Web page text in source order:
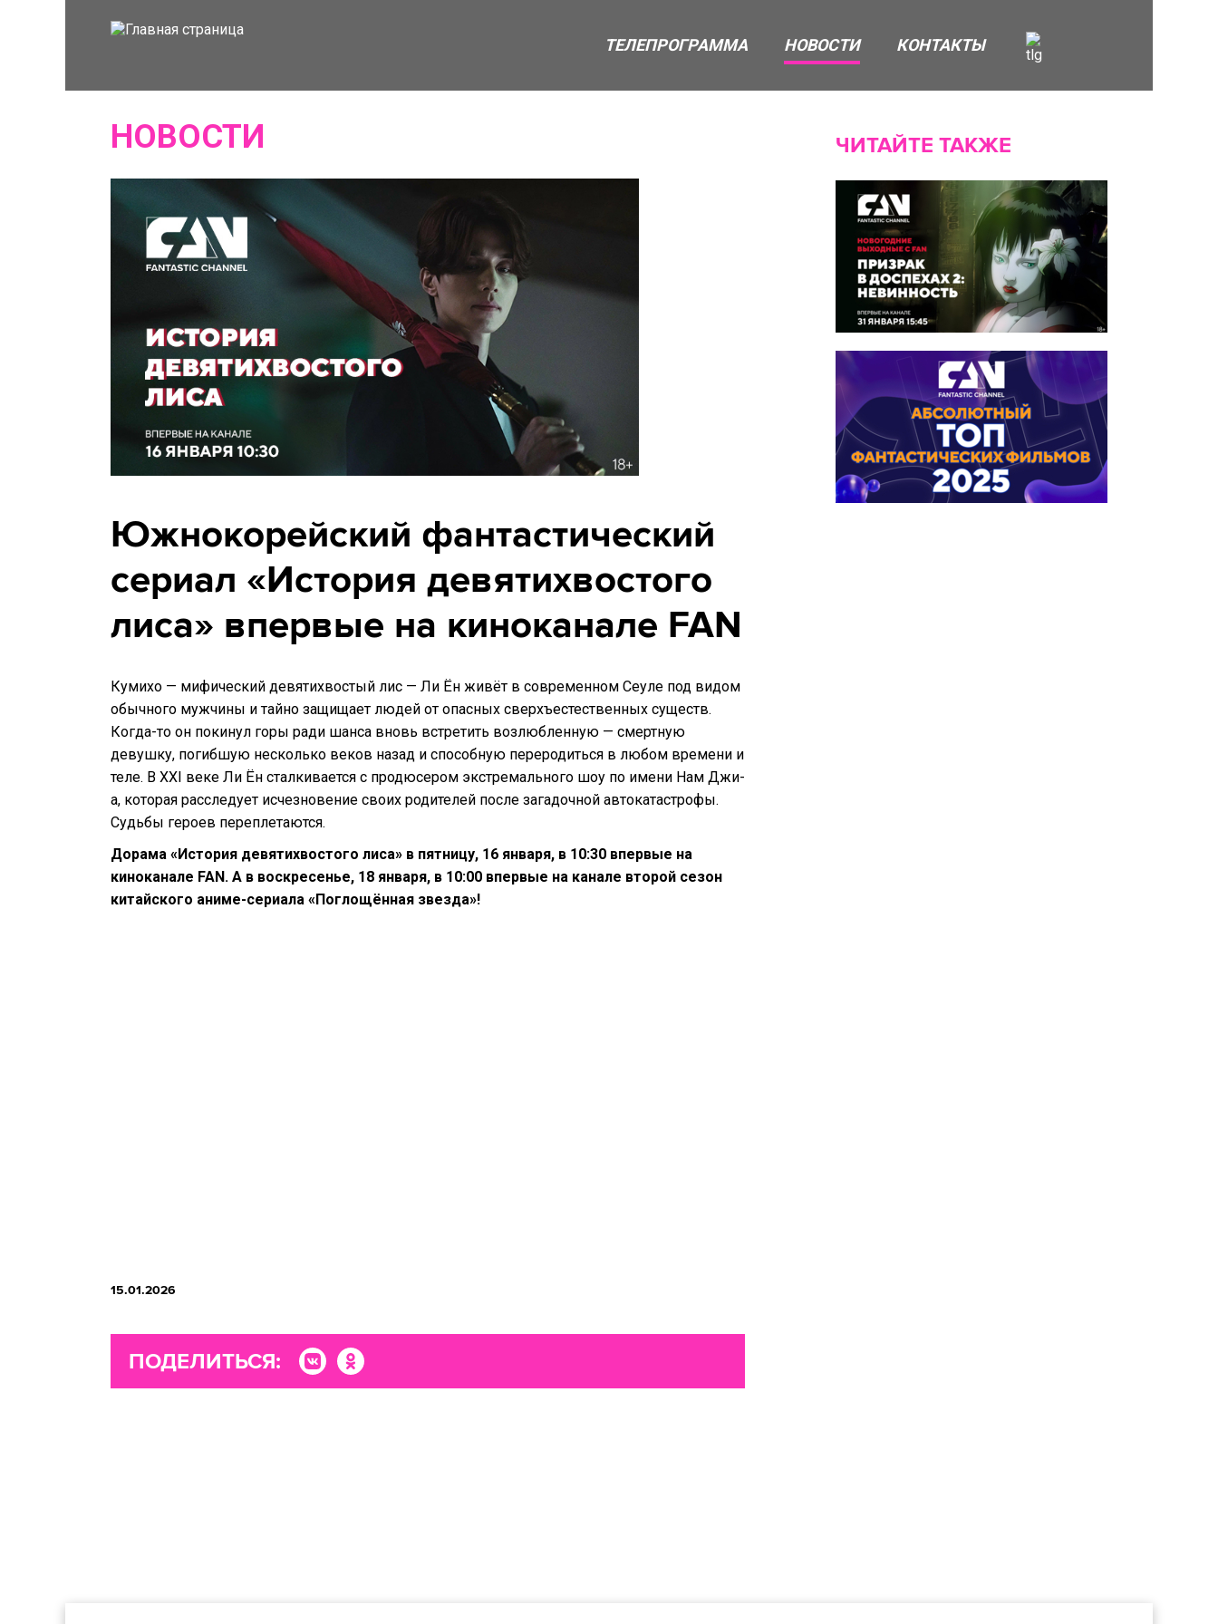
ТЕЛЕПРОГРАММА НОВОСТИ КОНТАКТЫ
НОВОСТИ
Южнокорейский фантастический
сериал «История девятихвостого
лиса» впервые на киноканале FAN
Кумихо — мифический девятихвостый лис — Ли Ён живёт в современном Сеуле под видом
обычного мужчины и тайно защищает людей от опасных сверхъестественных существ.
Когда-то он покинул горы ради шанса вновь встретить возлюбленную — смертную
девушку, погибшую несколько веков назад и способную переродиться в любом времени и
теле. В XXI веке Ли Ён сталкивается с продюсером экстремального шоу по имени Нам Джи-
а, которая расследует исчезновение своих родителей после загадочной автокатастрофы.
Судьбы героев переплетаются.
Дорама «История девятихвостого лиса» в пятницу, 16 января, в 10:30 впервые на
киноканале FAN. А в воскресенье, 18 января, в 10:00 впервые на канале второй сезон
китайского аниме-сериала «Поглощённая звезда»!
15.01.2026
ПОДЕЛИТЬСЯ:
ЧИТАЙТЕ ТАКЖЕ